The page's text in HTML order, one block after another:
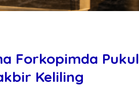
Forkopimda Pukul
Keliling